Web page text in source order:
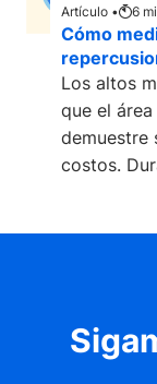
Artículo • 6
Cómo
Los altos
que el
demuestre
costos.